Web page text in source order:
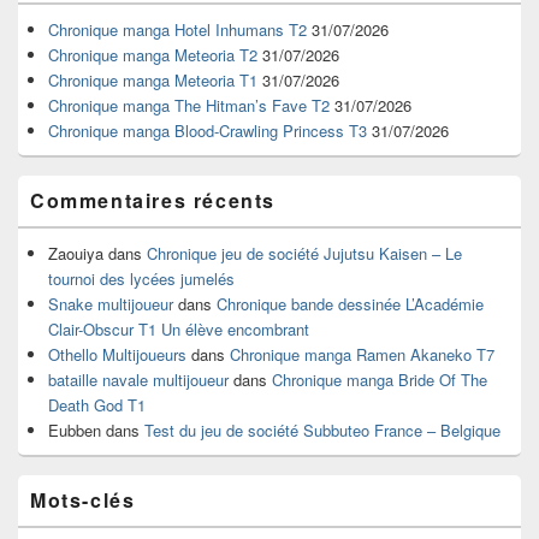
widget
pour
barre
latérale
Chronique manga Hotel Inhumans T2 31/07/2026
Chronique manga Meteoria T2 31/07/2026
Chronique manga Meteoria T1 31/07/2026
Chronique manga The Hitman’s Fave T2 31/07/2026
Chronique manga Blood-Crawling Princess T3 31/07/2026
Commentaires récents
Zaouiya dans Chronique jeu de société Jujutsu Kaisen – Le
tournoi des lycées jumelés
Snake multijoueurdans Chronique bande dessinée L’Académie
Clair-Obscur T1 Un élève encombrant
Othello Multijoueurs dans Chronique manga Ramen Akaneko T7
bataille navale multijoueurdans Chronique manga Bride Of The
Death God T1
Eubben dans Test du jeu de société Subbuteo France – Belgique
Mots-clés